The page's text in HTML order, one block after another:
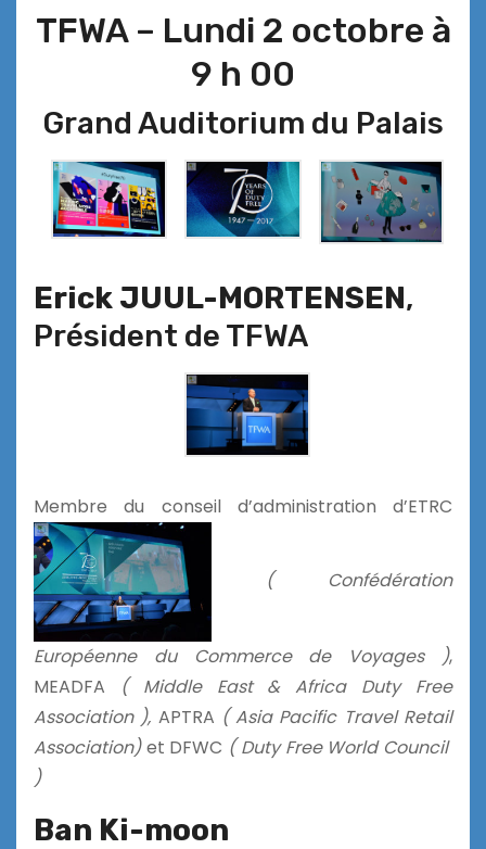
TFWA – Lundi 2 octobre à
9 h 00
Grand Auditorium du Palais
Erick JUUL-MORTENSEN,
Président de TFWA
Membre du conseil d’administration d’ETRC
( Confédération
Européenne du Commerce de Voyages ),
MEADFA ( Middle East & Africa Duty Free
Association ), APTRA ( Asia Pacific Travel Retail
Association)et DFWC ( Duty Free World Council
)
Ban Ki-moon